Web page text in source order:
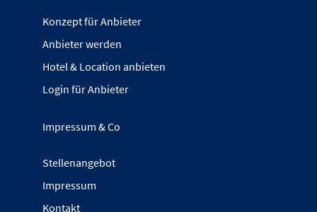
Konzept für Anbieter
Anbieter werden
Hotel & Location anbieten
Login für Anbieter
Impressum & Co
Stellenangebot
Impressum
Kontakt